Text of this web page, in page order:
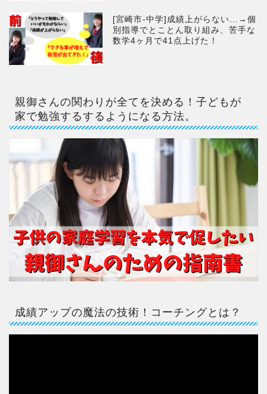
[宮崎市-中学]成績上がらない…→個
別指導でとことん取り組み、苦手な
数学4ヶ月で41点上げた！
親御さんの関わりが全てを決める！子どもが
家で勉強するするようになる方法。
成績アップの魔法の技術！コーチングとは？